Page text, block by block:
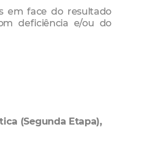
em face do resultado
deficiência e/ou do
(Segunda Etapa),